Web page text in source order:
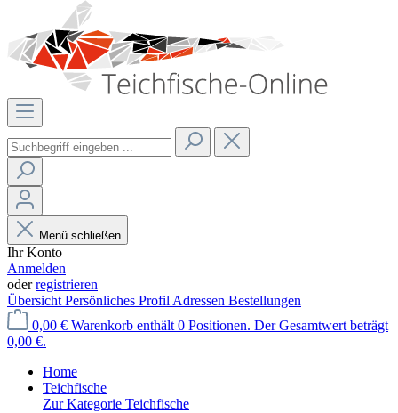
Menü schließen
Ihr Konto
Anmelden
oderregistrieren
Übersicht Persönliches Profil Adressen Bestellungen
0,00 € Warenkorb enthält 0 Positionen. Der Gesamtwert beträgt
0,00 €.
Home
Teichfische
Zur Kategorie Teichfische